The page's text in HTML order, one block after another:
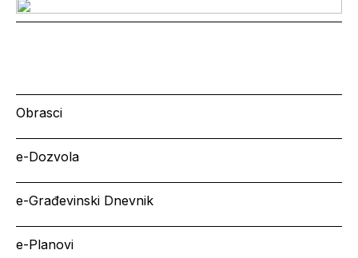
Obrasci
e-Dozvola
e-Građevinski Dnevnik
e-Planovi